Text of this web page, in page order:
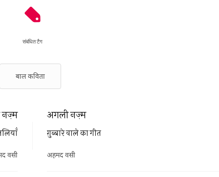
संबंधित टैग
बाल कविता
अगली नज़्म
ग़ुब्बारे वाले का गीत
अहमद वसी
नज़्म
वसी